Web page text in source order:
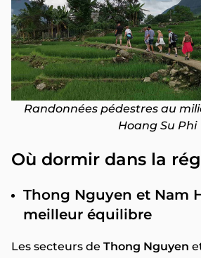
Randonnées pédestres au
Hoang Su Phi
Où dormir dans la
Thong Nguyen et Nam
meilleur équilibre
Les secteurs de Thong Nguyen